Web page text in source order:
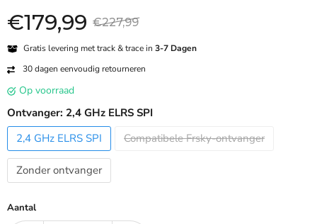
Huidige prijs
€179,99 Oorspronkelijke prijs
€227,99
Gratis levering met track & trace in 3-7 Dagen
30 dagen eenvoudig retourneren
op voorraad
Ontvanger: 2,4 GHz ELRS SPI
2,4 GHz ELRS SPI
Compatibele Frsky-ontvanger
Zonder ontvanger
Aantal